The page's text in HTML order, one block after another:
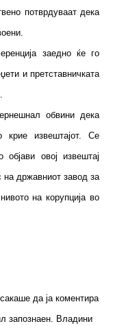
потврдуваат дека
заедно ќе го
и претставничката
обвини дека
крие извештајот. Се
овој извештај
на државниот завод за
на корупција во
да ја коментира
запознаен. Владини